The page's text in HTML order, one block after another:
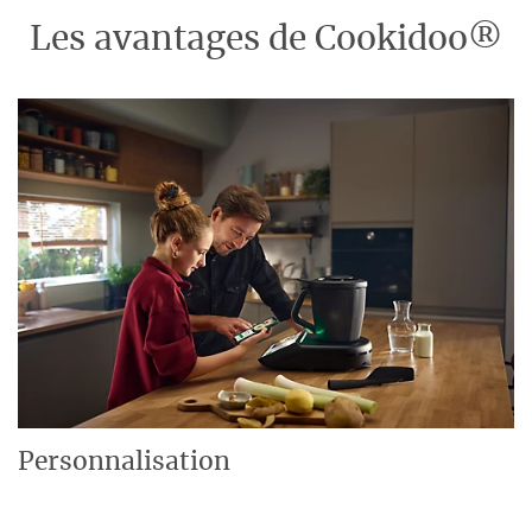
Les avantages de Cookidoo®
Personnalisation